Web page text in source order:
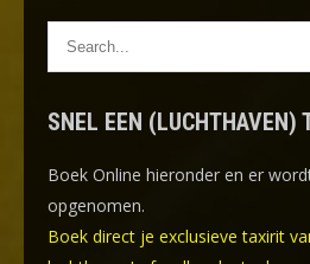
SNEL EEN (LUCHTHAVEN)
Boek Online hieronder en er
opgenomen.
Boek direct je exclusieve taxirit